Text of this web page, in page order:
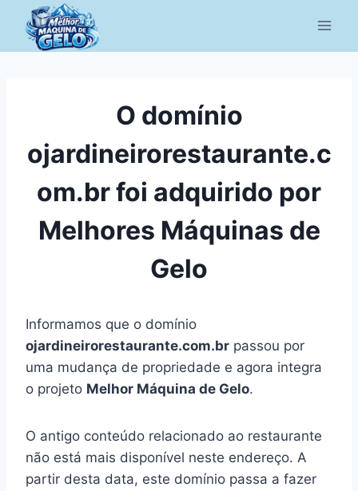
Pular
para
o
O domínio
ojardineirorestaurante.c
om.br foi adquirido por
Melhores Máquinas de
Gelo
Informamos que o domínio
ojardineirorestaurante.com.br passou por
uma mudança de propriedade e agora integra
o projeto Melhor Máquina de Gelo.
O antigo conteúdo relacionado ao restaurante
não está mais disponível neste endereço. A
partir desta data, este domínio passa a fazer